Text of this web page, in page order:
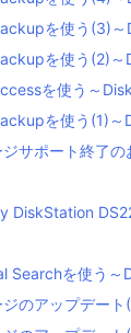
を使う(3)
を使う(2)～
を使う～
を使う(1)～
サポート終了
DiskStation
Searchを使う～
のアップデー